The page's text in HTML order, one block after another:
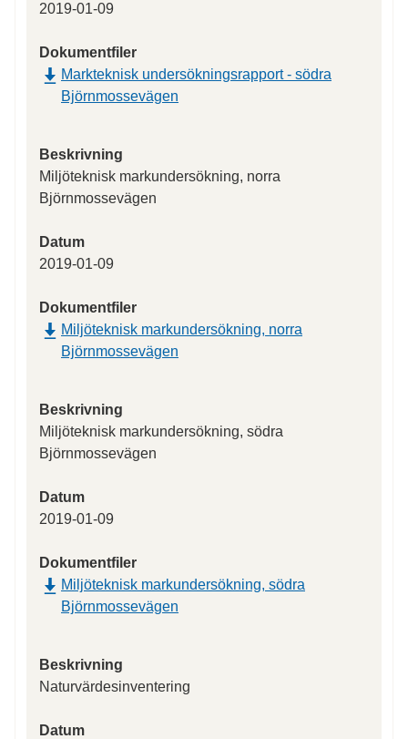
2019-01-09
Dokumentfiler
Markteknisk undersökningsrapport - södra
Björnmossevägen
Beskrivning
Miljöteknisk markundersökning, norra
Björnmossevägen
Datum
2019-01-09
Dokumentfiler
Miljöteknisk markundersökning, norra
Björnmossevägen
Beskrivning
Miljöteknisk markundersökning, södra
Björnmossevägen
Datum
2019-01-09
Dokumentfiler
Miljöteknisk markundersökning, södra
Björnmossevägen
Beskrivning
Naturvärdesinventering
Datum